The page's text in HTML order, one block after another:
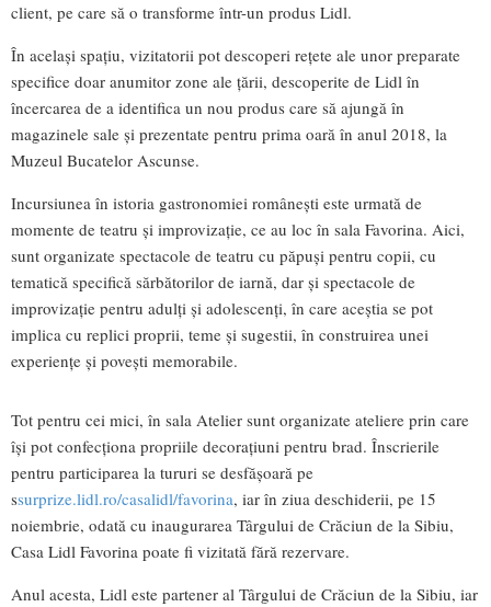
client, pe care să o transforme într-un produs Lidl.
În același spațiu, vizitatorii pot descoperi rețete ale unor preparate
specifice doar anumitor zone ale țării, descoperite de Lidl în
încercarea de a identifica un nou produs care să ajungă în
magazinele sale și prezentate pentru prima oară în anul 2018, la
Muzeul Bucatelor Ascunse.
Incursiunea în istoria gastronomiei românești este urmată de
momente de teatru și improvizație, ce au loc în sala Favorina. Aici,
sunt organizate spectacole de teatru cu păpuși pentru copii, cu
tematică specifică sărbătorilor de iarnă, dar și spectacole de
improvizație pentru adulți și adolescenți, în care aceștia se pot
implica cu replici proprii, teme și sugestii, în construirea unei
experiențe și povești memorabile.
Tot pentru cei mici, în sala Atelier sunt organizate ateliere prin care
își pot confecționa propriile decorațiuni pentru brad. Înscrierile
pentru participarea la tururi se desfășoară pe
ssurprize.lidl.ro/casalidl/favorina, iar în ziua deschiderii, pe 15
noiembrie, odată cu inaugurarea Târgului de Crăciun de la Sibiu,
Casa Lidl Favorina poate fi vizitată fără rezervare.
Anul acesta, Lidl este partener al Târgului de Crăciun de la Sibiu, iar